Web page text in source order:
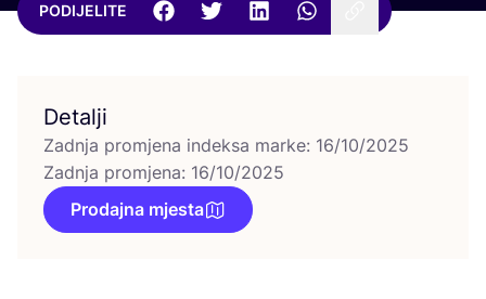
PODIJELITE
Detalji
Zadnja promjena indeksa marke: 16/10/2025
Zadnja promjena: 16/10/2025
Prodajna mjesta